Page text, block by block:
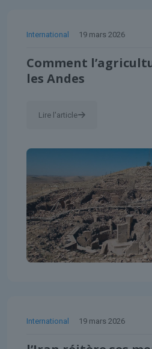
International 19 mars 2026
Comment
les Andes
Lire l'article
International 19 mars 2026